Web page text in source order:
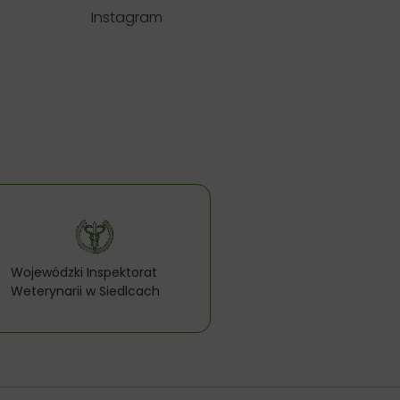
Instagram
Wojewódzki Inspektorat
Weterynarii w Siedlcach